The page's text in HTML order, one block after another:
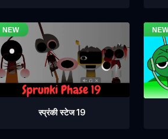
स्प्रंकी स्टेज 19